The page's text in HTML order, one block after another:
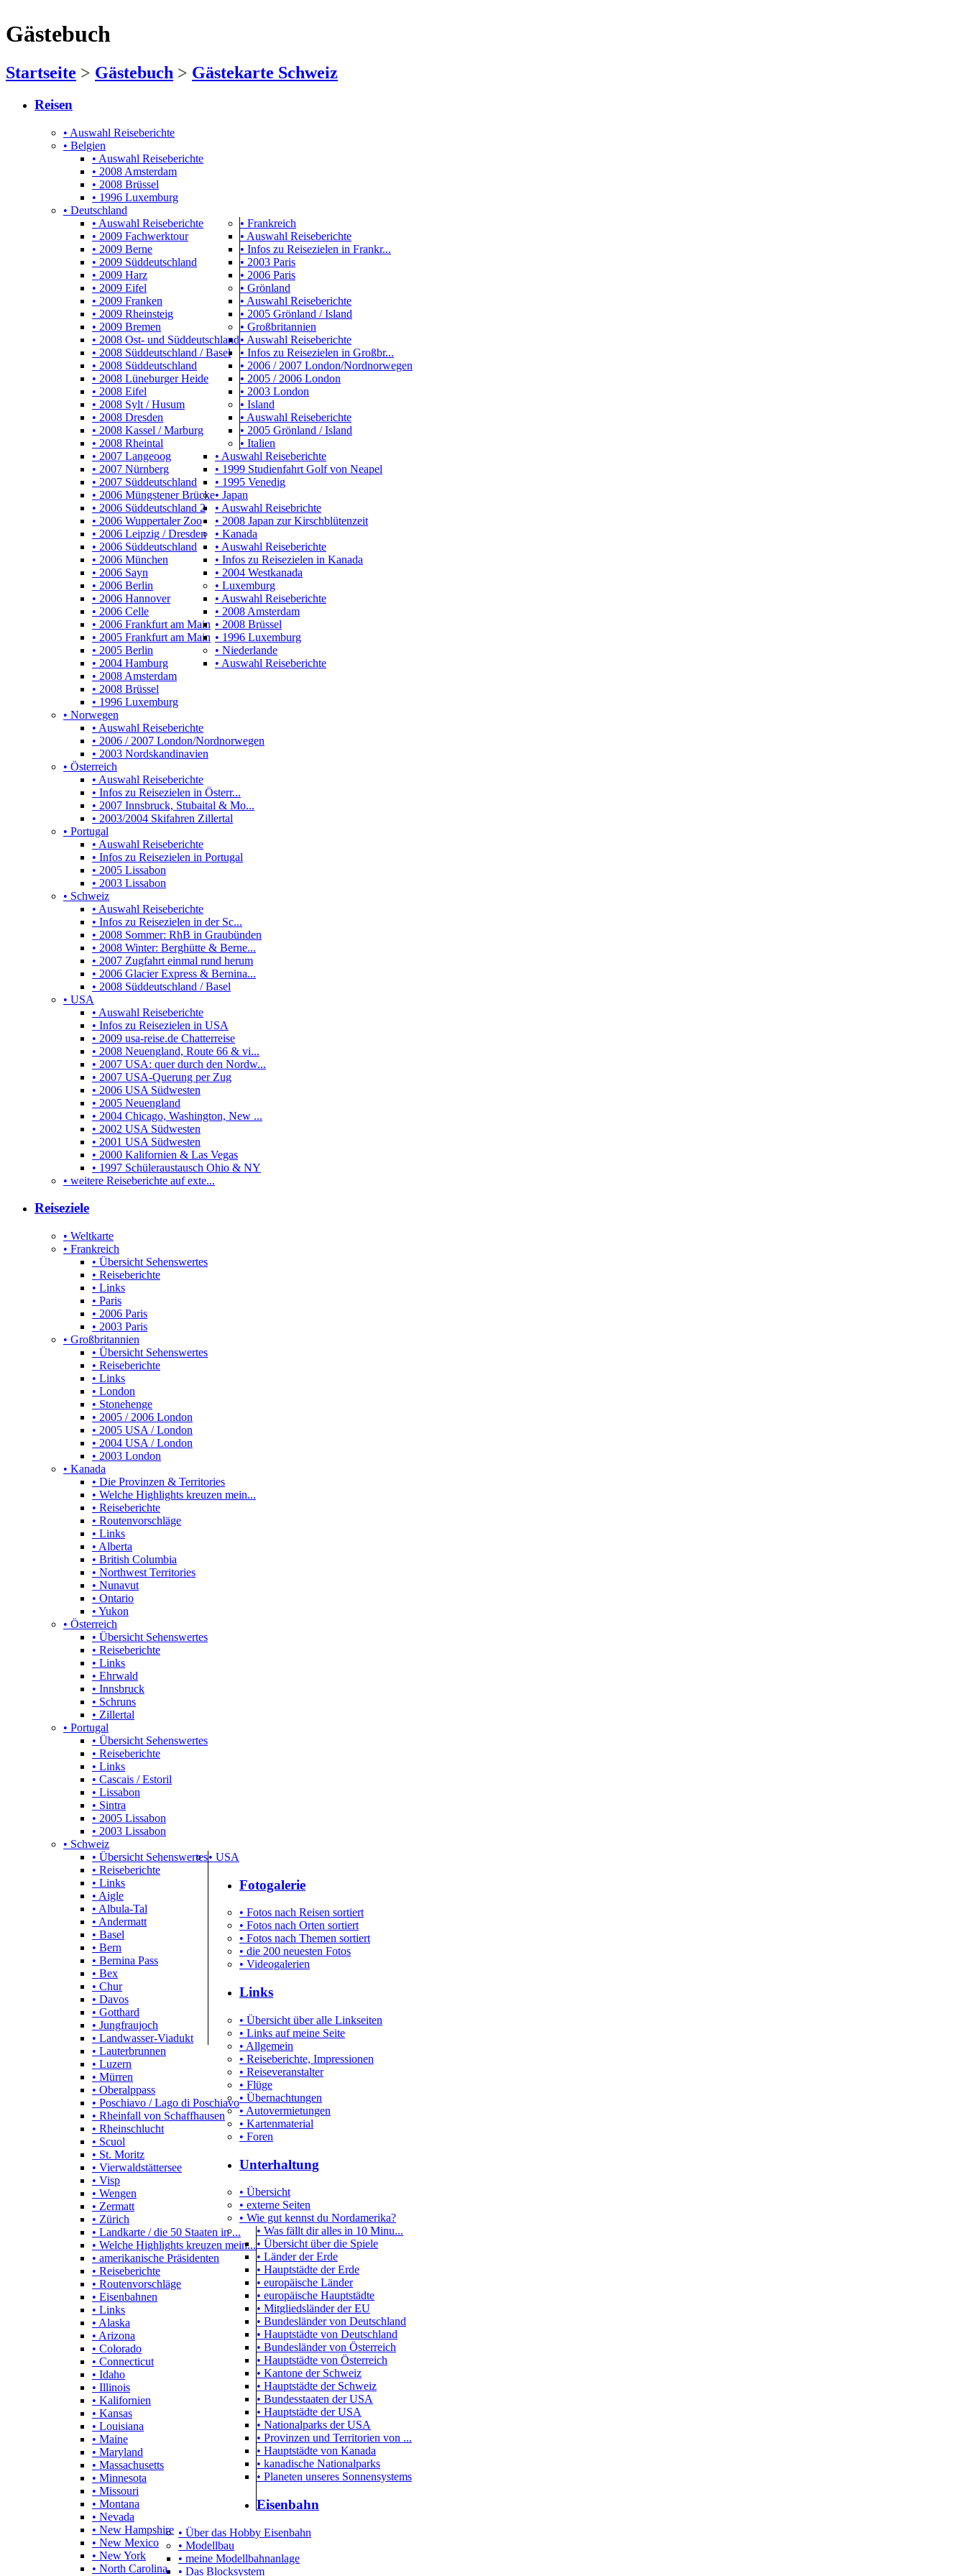
Gästebuch
Startseite > Gästebuch > Gästekarte Schweiz
Reisen
• Auswahl Reiseberichte
• Belgien
• Auswahl Reiseberichte
• 2008 Amsterdam
• 2008 Brüssel
• 1996 Luxemburg
• Deutschland
• Auswahl Reiseberichte
• 2009 Fachwerktour
• 2009 Berne
• 2009 Süddeutschland
• 2009 Harz
• 2009 Eifel
• 2009 Franken
• 2009 Rheinsteig
• 2009 Bremen
• 2008 Ost- und Süddeutschland
• 2008 Süddeutschland / Basel
• 2008 Süddeutschland
• 2008 Lüneburger Heide
• 2008 Eifel
• 2008 Sylt / Husum
• 2008 Dresden
• 2008 Kassel / Marburg
• 2008 Rheintal
• 2007 Langeoog
• 2007 Nürnberg
• 2007 Süddeutschland
• 2006 Müngstener Brücke
• 2006 Süddeutschland 2
• 2006 Wuppertaler Zoo
• 2006 Leipzig / Dresden
• 2006 Süddeutschland
• 2006 München
• 2006 Sayn
• 2006 Berlin
• 2006 Hannover
• 2006 Celle
• 2006 Frankfurt am Main
• 2005 Frankfurt am Main
• 2005 Berlin
• 2004 Hamburg
• Frankreich
• Auswahl Reiseberichte
• Infos zu Reisezielen in Frankr...
• 2003 Paris
• 2006 Paris
• Grönland
• Auswahl Reiseberichte
• 2005 Grönland / Island
• Großbritannien
• Auswahl Reiseberichte
• Infos zu Reisezielen in Großbr...
• 2006 / 2007 London/Nordnorwegen
• 2005 / 2006 London
• 2003 London
• Island
• Auswahl Reiseberichte
• 2005 Grönland / Island
• Italien
• Auswahl Reiseberichte
• 1999 Studienfahrt Golf von Neapel
• 1995 Venedig
• Japan
• Auswahl Reisebrichte
• 2008 Japan zur Kirschblütenzeit
• Kanada
• Auswahl Reiseberichte
• Infos zu Reisezielen in Kanada
• 2004 Westkanada
• Luxemburg
• Auswahl Reiseberichte
• 2008 Amsterdam
• 2008 Brüssel
• 1996 Luxemburg
• Niederlande
• Auswahl Reiseberichte
• 2008 Amsterdam
• 2008 Brüssel
• 1996 Luxemburg
• Norwegen
• Auswahl Reiseberichte
• 2006 / 2007 London/Nordnorwegen
• 2003 Nordskandinavien
• Österreich
• Auswahl Reiseberichte
• Infos zu Reisezielen in Österr...
• 2007 Innsbruck, Stubaital & Mo...
• 2003/2004 Skifahren Zillertal
• Portugal
• Auswahl Reiseberichte
• Infos zu Reisezielen in Portugal
• 2005 Lissabon
• 2003 Lissabon
• Schweiz
• Auswahl Reiseberichte
• Infos zu Reisezielen in der Sc...
• 2008 Sommer: RhB in Graubünden
• 2008 Winter: Berghütte & Berne...
• 2007 Zugfahrt einmal rund herum
• 2006 Glacier Express & Bernina...
• 2008 Süddeutschland / Basel
• USA
• Auswahl Reiseberichte
• Infos zu Reisezielen in USA
• 2009 usa-reise.de Chatterreise
• 2008 Neuengland, Route 66 & vi...
• 2007 USA: quer durch den Nordw...
• 2007 USA-Querung per Zug
• 2006 USA Südwesten
• 2005 Neuengland
• 2004 Chicago, Washington, New ...
• 2002 USA Südwesten
• 2001 USA Südwesten
• 2000 Kalifornien & Las Vegas
• 1997 Schüleraustausch Ohio & NY
• weitere Reiseberichte auf exte...
Reiseziele
• Weltkarte
• Frankreich
• Übersicht Sehenswertes
• Reiseberichte
• Links
• Paris
• 2006 Paris
• 2003 Paris
• Großbritannien
• Übersicht Sehenswertes
• Reiseberichte
• Links
• London
• Stonehenge
• 2005 / 2006 London
• 2005 USA / London
• 2004 USA / London
• 2003 London
• Kanada
• Die Provinzen & Territories
• Welche Highlights kreuzen mein...
• Reiseberichte
• Routenvorschläge
• Links
• Alberta
• British Columbia
• Northwest Territories
• Nunavut
• Ontario
• Yukon
• Österreich
• Übersicht Sehenswertes
• Reiseberichte
• Links
• Ehrwald
• Innsbruck
• Schruns
• Zillertal
• Portugal
• Übersicht Sehenswertes
• Reiseberichte
• Links
• Cascais / Estoril
• Lissabon
• Sintra
• 2005 Lissabon
• 2003 Lissabon
• Schweiz
• Übersicht Sehenswertes
• Reiseberichte
• Links
• Aigle
• Albula-Tal
• Andermatt
• Basel
• Bern
• Bernina Pass
• Bex
• Chur
• Davos
• Gotthard
• Jungfraujoch
• Landwasser-Viadukt
• Lauterbrunnen
• Luzern
• Mürren
• Oberalppass
• Poschiavo / Lago di Poschiavo
• Rheinfall von Schaffhausen
• Rheinschlucht
• Scuol
• St. Moritz
• Vierwaldstättersee
• Visp
• Wengen
• Zermatt
• Zürich
• USA
• Landkarte / die 50 Staaten in ...
• Welche Highlights kreuzen mein...
• amerikanische Präsidenten
• Reiseberichte
• Routenvorschläge
• Eisenbahnen
• Links
• Alaska
• Arizona
• Colorado
• Connecticut
• Idaho
• Illinois
• Kalifornien
• Kansas
• Louisiana
• Maine
• Maryland
• Massachusetts
• Minnesota
• Missouri
• Montana
• Nevada
• New Hampshire
• New Mexico
• New York
• North Carolina
Fotogalerie
• Fotos nach Reisen sortiert
• Fotos nach Orten sortiert
• Fotos nach Themen sortiert
• die 200 neuesten Fotos
• Videogalerien
Links
• Übersicht über alle Linkseiten
• Links auf meine Seite
• Allgemein
• Reiseberichte, Impressionen
• Reiseveranstalter
• Flüge
• Übernachtungen
• Autovermietungen
• Kartenmaterial
• Foren
Unterhaltung
• Übersicht
• externe Seiten
• Wie gut kennst du Nordamerika?
• Was fällt dir alles in 10 Minu...
• Übersicht über die Spiele
• Länder der Erde
• Hauptstädte der Erde
• europäische Länder
• europäische Hauptstädte
• Mitgliedsländer der EU
• Bundesländer von Deutschland
• Hauptstädte von Deutschland
• Bundesländer von Österreich
• Hauptstädte von Österreich
• Kantone der Schweiz
• Hauptstädte der Schweiz
• Bundesstaaten der USA
• Hauptstädte der USA
• Nationalparks der USA
• Provinzen und Territorien von ...
• Hauptstädte von Kanada
• kanadische Nationalparks
• Planeten unseres Sonnensystems
Eisenbahn
• Über das Hobby Eisenbahn
• Modellbau
• meine Modellbahnanlage
• Das Blocksystem